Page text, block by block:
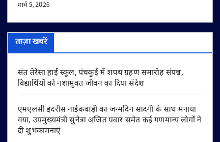
मार्च 5, 2026
ताज़ा खबरें
संत तेरेसा हाई स्कूल, पंचकुई में शपथ ग्रहण समारोह संपन्न,
विद्यार्थियों को नशामुक्त जीवन का दिया संदेश
एमएलसी इदरीस नाईकवाड़ी का जन्मदिन सादगी के साथ मनाया
गया, उपमुख्यमंत्री सुनेत्रा अजित पवार समेत कई गणमान्य लोगों ने
दी शुभकामनाएं